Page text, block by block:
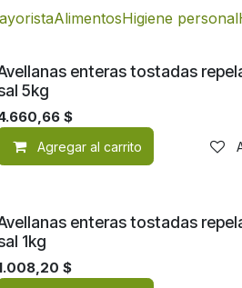
AlimentosHigiene personal
deseos
enteras tostadas
5kg
$
Agregar al carrito
enteras tostadas
1kg
$